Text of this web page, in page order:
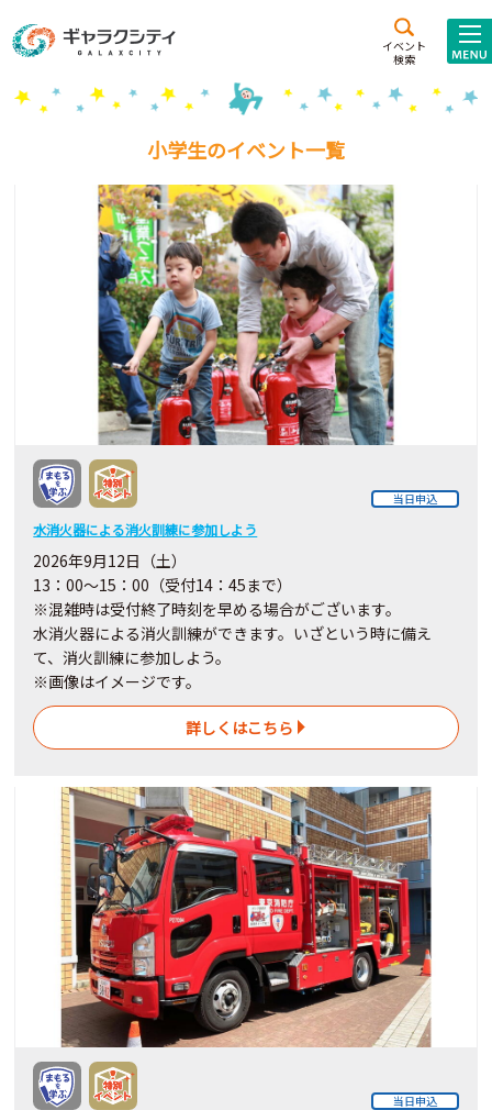
イベント
検索
施設案内
こども
西新井
施設･
施設貸出･団体利用
こどもみーてぃんぐ
ブランドからのお知らせ
いっしょに創る
イベントレポート
小学生のイベント一覧
当日申込
水消火器による消火訓練に参加しよう
2026年9月12日（土）
13：00～15：00（受付14：45まで）
※混雑時は受付終了時刻を早める場合がございます。
水消火器による消火訓練ができます。いざという時に備え
て、消火訓練に参加しよう。
※画像はイメージです。
詳しくはこちら
当日申込